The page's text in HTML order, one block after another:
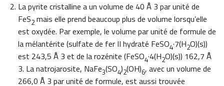
La pyrite cristalline a un volume de 40 Å 3 par unité de
FeS2 mais elle prend beaucoup plus de volume lorsqu’elle
est oxydée. Par exemple, le volume par unité de formule de
la mélantérite (sulfate de fer II hydraté FeSO4·7(H2O)(s))
est 243,5 Å 3 et de la rozénite (FeSO4·4(H2O)(s)) 162,7 Å
3. La natrojarosite, NaFe3(SO4)2(OH)6, avec un volume de
266,0 Å 3 par unité de formule, est aussi trouvée